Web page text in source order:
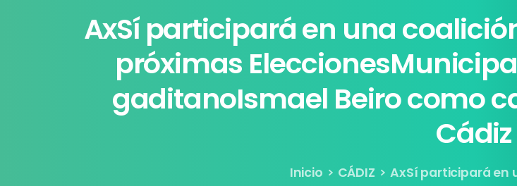
AxSí participaráen una
próximas
gaditanoIsmael Beirocomo
Cádiz
Inicio CÁDIZ
AxSí participará en